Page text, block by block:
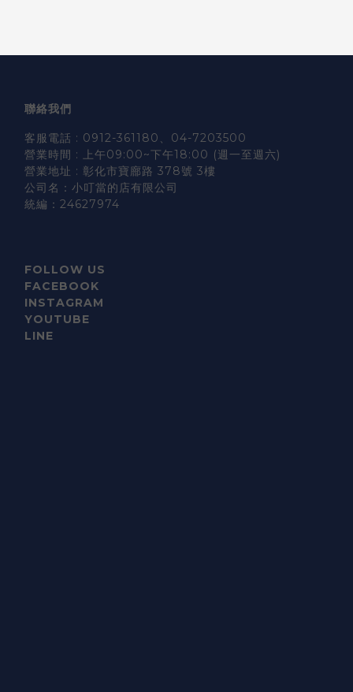
聯絡我們
客服電話 : 0912-361180、04-7203500
營業時間 : 上午09:00~下午18:00 (週一至週六)
營業地址 : 彰化市寶廍路 378號 3樓
公司名：小叮當的店有限公司
統編：24627974
FOLLOW US
FACEBOOK
INSTAGRAM
YOUTUBE
LINE